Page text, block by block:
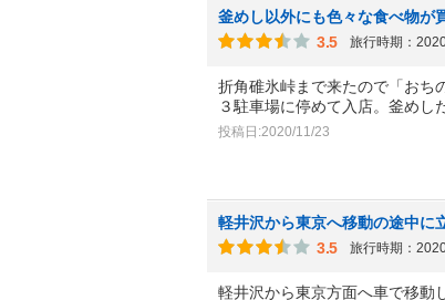
釜めし以外にも色々な食べ物が
3.5
旅行時期：
折角碓氷峠まで来たので「おち
３駐車場に停めて入店。釜めし
投稿日:2020/11/23
軽井沢から東京へ移動の途中に
3.5
旅行時期：
軽井沢から東京方面へ車で移動